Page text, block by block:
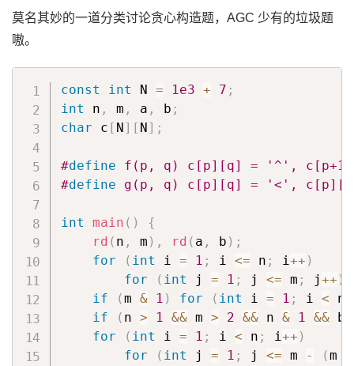
莫名其妙的一道分类讨论贪心构造题，AGC 少有的垃圾题
嗷。
const int N = 1e3 + 7 ;
int n , m , a , b ;
char c [ N] [ N] ;
#define f(p, q) c[p][q] = '^',
#define g(p, q) c[p][q] = '<',
int main ( )
{
rd ( n , m ) , rd ( a , b ) ;
for
( int i = 1 ; i <= n ; i++ )
for
( int j = 1 ; j <= m ; j++ )
if
(m & 1 ) for ( int i = 1 ; i < n
if
( n > 1 && m > 2 && n & 1 && b
for
( int i = 1 ; i < n ; i++ )
for
( int j = 1 ; j <= m - (m